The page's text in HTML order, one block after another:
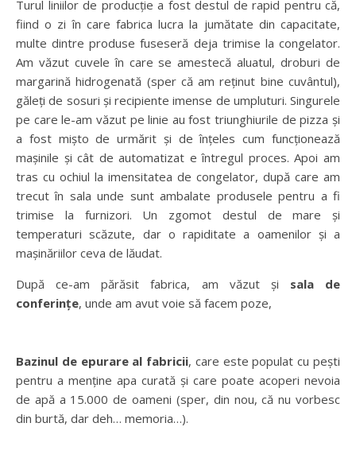
Turul liniilor de producție a fost destul de rapid pentru că,
fiind o zi în care fabrica lucra la jumătate din capacitate,
multe dintre produse fuseseră deja trimise la congelator.
Am văzut cuvele în care se amestecă aluatul, droburi de
margarină hidrogenată (sper că am reținut bine cuvântul),
găleți de sosuri și recipiente imense de umpluturi. Singurele
pe care le-am văzut pe linie au fost triunghiurile de pizza și
a fost mișto de urmărit și de înțeles cum funcționează
mașinile și cât de automatizat e întregul proces. Apoi am
tras cu ochiul la imensitatea de congelator, după care am
trecut în sala unde sunt ambalate produsele pentru a fi
trimise la furnizori. Un zgomot destul de mare și
temperaturi scăzute, dar o rapiditate a oamenilor și a
mașinăriilor ceva de lăudat.
După ce-am părăsit fabrica, am văzut și sala de
conferințe, unde am avut voie să facem poze,
Bazinul de epurare al fabricii, care este populat cu pești
pentru a menține apa curată și care poate acoperi nevoia
de apă a 15.000 de oameni (sper, din nou, că nu vorbesc
din burtă, dar deh… memoria…).